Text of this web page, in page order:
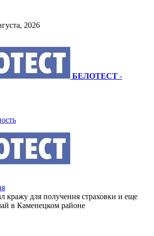
2026
БЕЛОТЕСТ -
кражу для получения страховки и еще
в Каменецком районе